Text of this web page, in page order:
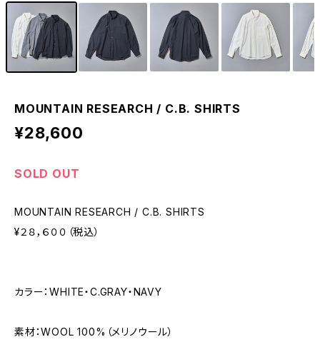
MOUNTAIN RESEARCH / C.B. SHIRTS
¥28,600
SOLD OUT
MOUNTAIN RESEARCH / C.B. SHIRTS
¥２８，６００（税込）
カラー：WHITE・C.GRAY・NAVY
素材：WOOL 100%（メリノウール）